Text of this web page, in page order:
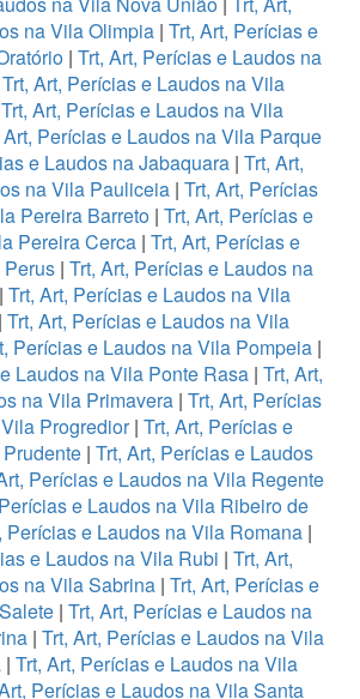
na Vila Olimpia | Trt, Art, Perícias e
| Trt, Art, Perícias e Laudos na
Trt, Art, Perícias e Laudos na Vila
Trt, Art, Perícias e Laudos na Vila
Art, Perícias e Laudos na Vila Parque
e Laudos na Jabaquara | Trt, Art,
na Vila Pauliceia| Trt, Art, Perícias
Pereira Barreto| Trt, Art, Perícias e
Pereira Cerca| Trt, Art, Perícias e
| Trt, Art, Perícias e Laudos na
Trt, Art, Perícias e Laudos na Vila
Trt, Art, Perícias e Laudos na Vila
Perícias e Laudos na Vila Pompeia|
Laudos na Vila Ponte Rasa | Trt, Art,
na Vila Primavera| Trt, Art, Perícias
Progredior| Trt, Art, Perícias e
| Trt, Art, Perícias e Laudos
Perícias e Laudos na Vila Regente
e Laudos na Vila Ribeiro de
Perícias e Laudos na Vila Romana |
e Laudos na Vila Rubi | Trt, Art,
na Vila Sabrina| Trt, Art, Perícias e
| Trt, Art, Perícias e Laudos na
| Trt, Art, Perícias e Laudos na Vila
| Trt, Art, Perícias e Laudos na Vila
Perícias e Laudos na Vila Santa